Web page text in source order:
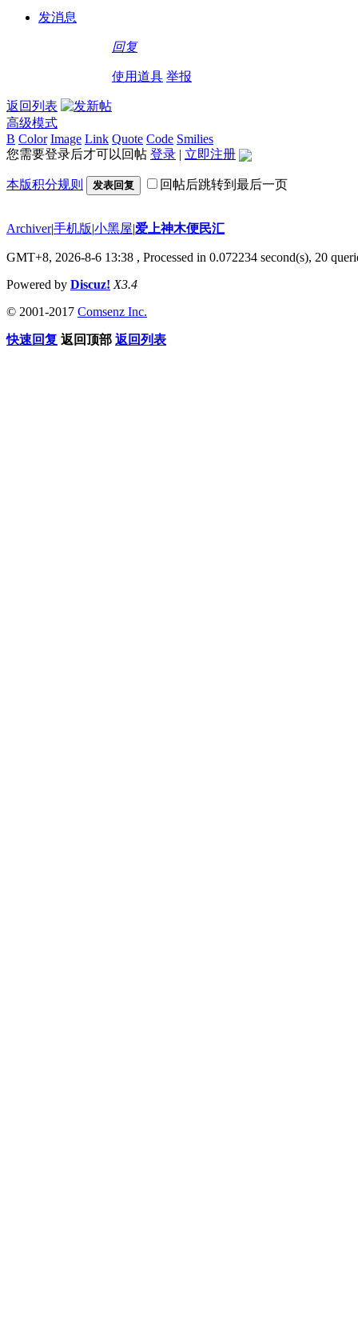
发消息
回复
使用道具 举报
返回列表
高级模式
B Color Image Link Quote Code Smilies
您需要登录后才可以回帖 登录 | 立即注册
本版积分规则 发表回复 回帖后跳转到最后一页
Archiver|手机版|小黑屋|爱上神木便民汇
GMT+8, 2026-8-6 13:38 , Processed in 0.072234 second(s), 20
Powered by Discuz! X3.4
© 2001-2017 Comsenz Inc.
快速回复 返回顶部 返回列表